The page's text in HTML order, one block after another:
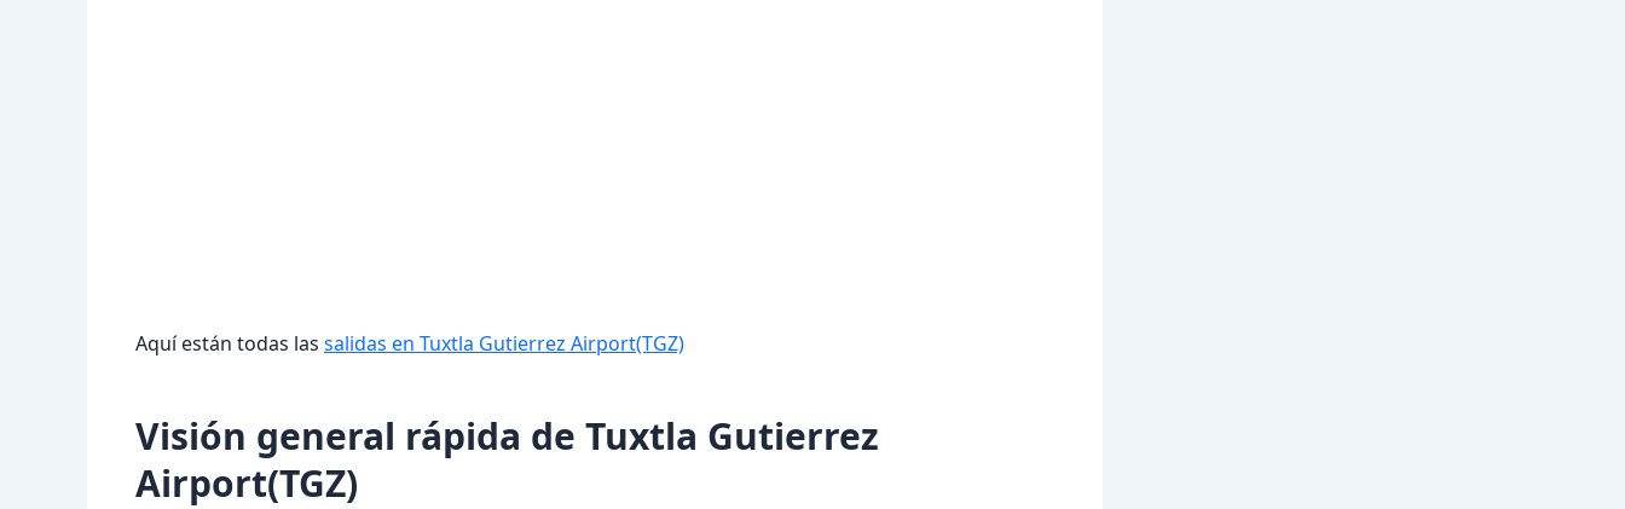
Aquí están todas las salidas en Tuxtla Gutierrez Airport(TGZ)
Visión general rápida de Tuxtla Gutierrez
Airport(TGZ)